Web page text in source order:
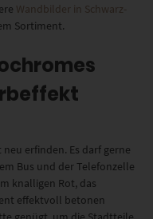
Wandbilder in Schwarz-
Sortiment.
erfinden. Es darf gerne
Bus und der Telefonzelle
knalligen Rot, das
effektvoll betonen